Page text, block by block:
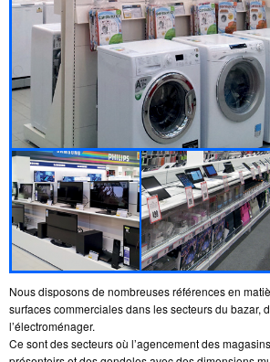
Nous disposons de nombreuses références en
surfaces commerciales dans les secteurs du bazar,
l’électroménager.
Ce sont des secteurs où l’agencement des